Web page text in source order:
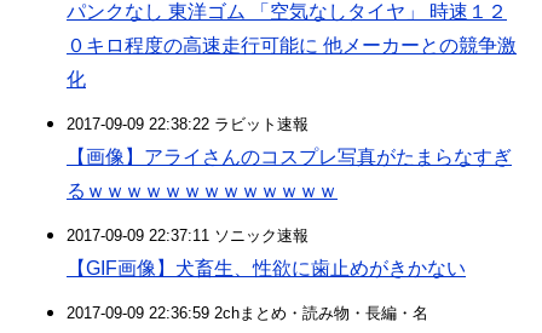
パンクなし 東洋ゴム 「空気なしタイヤ」 時速１２
０キロ程度の高速走行可能に 他メーカーとの競争激
化
2017-09-09 22:38:22 ラビット速報
【画像】アライさんのコスプレ写真がたまらなすぎ
るｗｗｗｗｗｗｗｗｗｗｗｗｗ
2017-09-09 22:37:11 ソニック速報
【GIF画像】犬畜生、性欲に歯止めがきかない
2017-09-09 22:36:59 2chまとめ・読み物・長編・名